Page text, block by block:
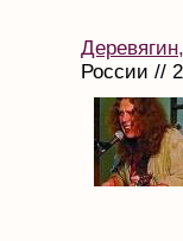
России //